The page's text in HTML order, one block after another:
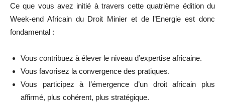
Ce que vous avez initié à travers cette quatrième édition du
Week-end Africain du Droit Minier et de l’Energie est donc
fondamental :
Vous contribuez à élever le niveau d’expertise africaine.
Vous favorisez la convergence des pratiques.
Vous participez à l’émergence d’un droit africain plus
affirmé, plus cohérent, plus stratégique.